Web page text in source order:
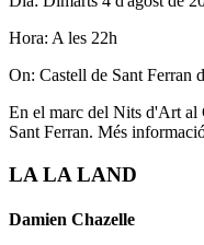
Hora: A les 22h
On: Castell de Sant Ferran
En el marc del Nits d'Art al
Sant Ferran. Més
LA LA LAND
Damien Chazelle